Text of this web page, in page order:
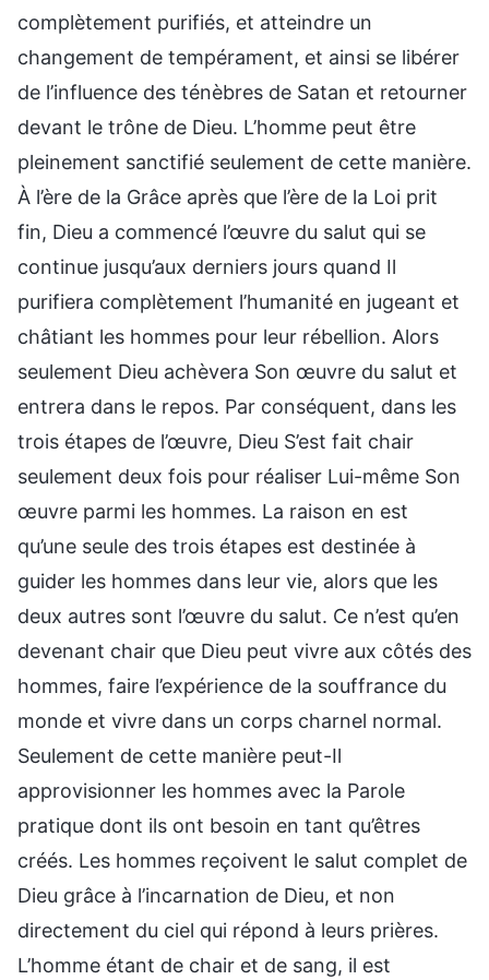
complètement purifiés, et atteindre un
changement de tempérament, et ainsi se libérer
de l’influence des ténèbres de Satan et retourner
devant le trône de Dieu. L’homme peut être
pleinement sanctifié seulement de cette manière.
À l’ère de la Grâce après que l’ère de la Loi prit
fin, Dieu a commencé l’œuvre du salut qui se
continue jusqu’aux derniers jours quand Il
purifiera complètement l’humanité en jugeant et
châtiant les hommes pour leur rébellion. Alors
seulement Dieu achèvera Son œuvre du salut et
entrera dans le repos. Par conséquent, dans les
trois étapes de l’œuvre, Dieu S’est fait chair
seulement deux fois pour réaliser Lui-même Son
œuvre parmi les hommes. La raison en est
qu’une seule des trois étapes est destinée à
guider les hommes dans leur vie, alors que les
deux autres sont l’œuvre du salut. Ce n’est qu’en
devenant chair que Dieu peut vivre aux côtés des
hommes, faire l’expérience de la souffrance du
monde et vivre dans un corps charnel normal.
Seulement de cette manière peut-Il
approvisionner les hommes avec la Parole
pratique dont ils ont besoin en tant qu’êtres
créés. Les hommes reçoivent le salut complet de
Dieu grâce à l’incarnation de Dieu, et non
directement du ciel qui répond à leurs prières.
L’homme étant de chair et de sang, il est